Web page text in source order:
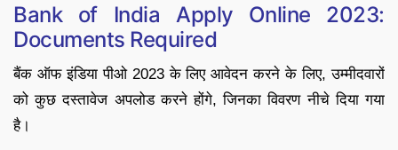
Bank of India Apply Online 2023:
Documents Required
बैंक ऑफ इंडिया पीओ 2023 के लिए आवेदन करने के लिए, उम्मीदवारों
को कुछ दस्तावेज अपलोड करने होंगे, जिनका विवरण नीचे दिया गया
है।